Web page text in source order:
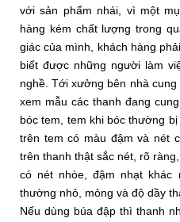
với sản phẩm nhái, vì một
hàng kém chất lượng trong
giác của mình, khách hàng
biết được những người làm
nghề. Tới xưởng bên nhà cung
xem mẫu các thanh đang
bóc tem, tem khi bóc thường
trên tem có màu đậm và nét
trên thanh thật sắc nét, rõ
có nét nhòe, đậm nhạt khác
thường nhỏ, mỏng và độ dầy
Nếu dùng búa đập thì thanh